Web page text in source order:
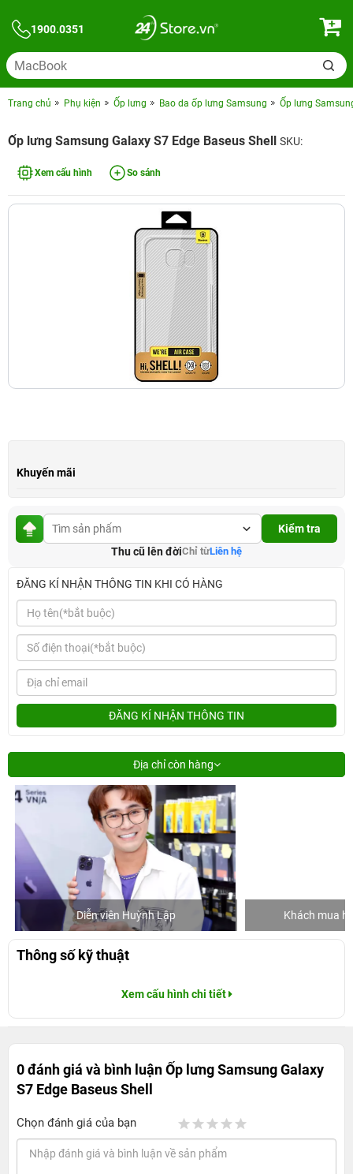
1900.0351
Trang chủ Phụ kiện Ốp lưng Bao da ốp lưng Samsung Ốp lưng
Ốp lưng Samsung Galaxy S7 Edge Baseus Shell SKU:
Xem cấu hình So sánh
Khuyến mãi
Kiểm tra
Thu cũ lên đờiChỉ từLiên hệ
ĐĂNG KÍ NHẬN THÔNG TIN KHI CÓ HÀNG
ĐĂNG KÍ NHẬN THÔNG TIN
Địa chỉ còn hàng
Diễn viên Huỳnh Lập Khách mua
Thông số kỹ thuật
Xem cấu hình chi tiết
0 đánh giá và bình luậnỐp lưng Samsung Galaxy
S7 Edge Baseus Shell
Chọn đánh giá của bạn